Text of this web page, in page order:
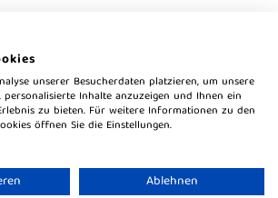
unserer Besucherdaten platzieren, um unsere
personalisierte Inhalte anzuzeigen und Ihnen ein
zu bieten. Für weitere Informationen zu den
öffnen Sie die Einstellungen.
Ablehnen